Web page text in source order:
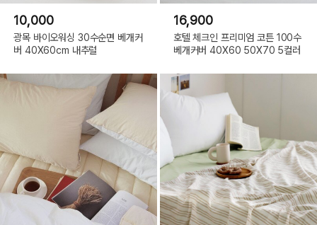
10,000
광목 바이오워싱 30수순면 베개커
버 40X60cm 내추럴
16,900
호텔 체크인 프리미엄 코튼 100수
베개커버 40X60 50X70 5컬러